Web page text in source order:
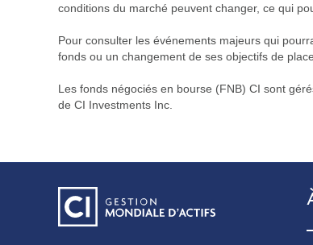
conditions du marché peuvent changer, ce qui
Pour consulter les événements majeurs qui
fonds ou un changement de ses objectifs de
Les fonds négociés en bourse (FNB) CI sont
de CI Investments Inc.